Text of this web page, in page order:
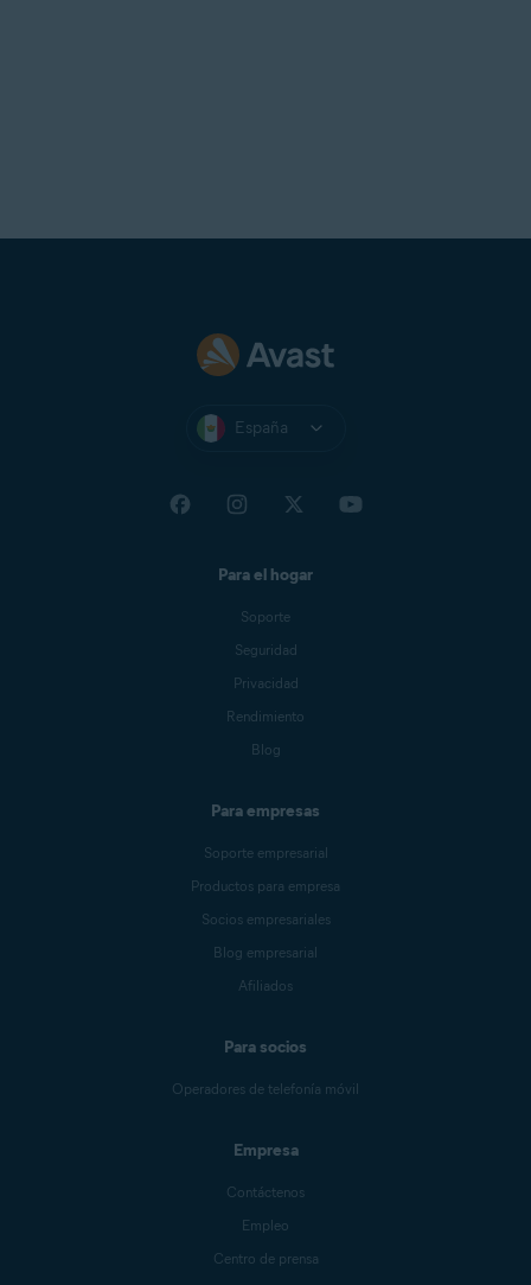
España
Para el hogar
Soporte
Seguridad
Privacidad
Rendimiento
Blog
Para empresas
Soporte empresarial
Productos para empresa
Socios empresariales
Blog empresarial
Afiliados
Para socios
Operadores de telefonía móvil
Empresa
Contáctenos
Empleo
Centro de prensa